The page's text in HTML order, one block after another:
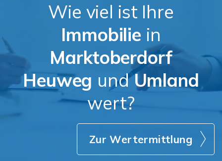
Wie viel ist Ihre
Immobilie in
Marktoberdorf
Heuweg undUmland
wert?
Zur Wertermittlung